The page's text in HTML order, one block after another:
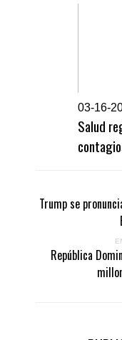
03-16-
Salud
Trump se
República